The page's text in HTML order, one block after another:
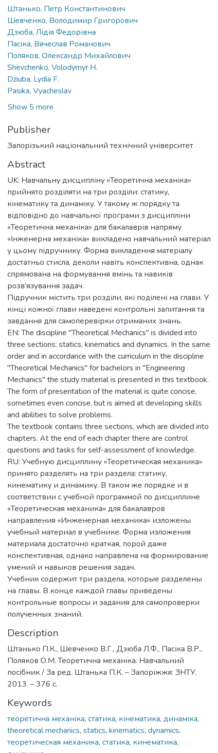
Штанько, Петр Константинович
Шевченко, Володимир Григорович
Дзюба, Лідія Федорівна
Пасіка, Вячеслав Романович
Поляков, Олександр Михайлович
Shevchenko, Volodymyr H.
Dziuba, Lydia F.
Pasika, Vyacheslav
Show 5 more
Publisher
Запорізький національний технічний університет
Abstract
UK: Навчальну дисципліну «Теоретична механіка»
прийнято розділяти на три розділи: статику,
кінематику та динаміку. У такому ж порядку та
відповідно до навчальної програми з дисципліни
«Теоретична механіка» для бакалаврів напряму
«Інженерна механіка» викладено навчальний матеріал
у цьому підручнику. Форма викладення матеріалу
достатньо стисла, деколи навіть конспективна, однак
спрямована на формування вмінь та навиків
розв’язування задач.
Підручник містить три розділи, які поділені на глави. У
кінці кожної глави наведені контрольні запитання та
завдання для самоперевірки отриманих знань.
EN: The discipline "Theoretical Mechanics" is divided into
three sections: statics, kinematics and dynamics. In the same
order and in accordance with the curriculum in the discipline
"Theoretical Mechanics" for bachelors in "Engineering
Mechanics" the study material is presented in this textbook.
The form of presentation of the material is quite concise,
sometimes even concise, but is aimed at developing skills
and abilities to solve problems.
The textbook contains three sections, which are divided into
chapters. At the end of each chapter there are control
questions and tasks for self-assessment of knowledge.
RU: Учебную дисциплину «Теоретическая механика»
принято разделять на три раздела: статику,
кинематику и динамику. В таком же порядке и в
соответствии с учебной программой по дисциплине
«Теоретическая механика» для бакалавров
направления «Инженерная механика» изложены
учебный материал в учебнике. Форма изложения
материала достаточно краткая, порой даже
конспективная, однако направлена на формирование
умений и навыков решения задач.
Учебник содержит три раздела, которые разделены
на главы. В конце каждой главы приведены
контрольные вопросы и задания для самопроверки
полученных знаний.
Description
Штанько П.К., Шевченко В.Г., Дзюба Л.Ф., Пасіка В.Р.,
Поляков О.М. Теоретична механіка. Навчальний
посібник / За ред. Штанька П.К. – Запоріжжя: ЗНТУ,
2013. – 376 с.
Keywords
теоретична механіка, статика, кінематика, динаміка,
theoretical mechanics, statics, kinematics, dynamics,
теоретическая механика, статика, кинематика,